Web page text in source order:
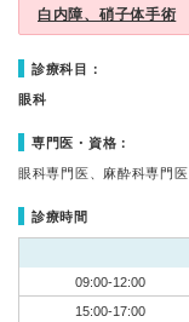
白内障、硝子体手術
診療科目：
眼科
専門医・資格：
眼科専門医、麻酔科専門医
診療時間
09:00-12:00
15:00-17:00